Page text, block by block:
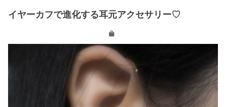
イヤーカフで進化する耳元アクセサリー♡